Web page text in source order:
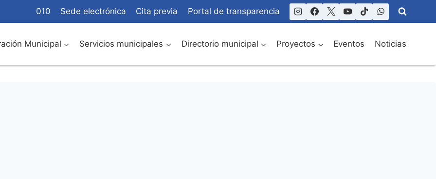
010 Sede electrónica Cita previa Portal de transparencia
Municipal Servicios municipales Directorio municipal Proyectos Eventos Noticias